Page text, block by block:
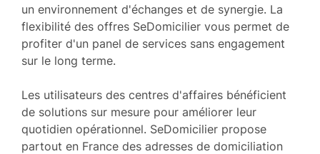
un environnement d'échanges et de synergie. La
flexibilité des offres SeDomicilier vous permet de
profiter d'un panel de services sans engagement
sur le long terme.
Les utilisateurs des centres d'affaires bénéficient
de solutions sur mesure pour améliorer leur
quotidien opérationnel. SeDomicilier propose
partout en France des adresses de domiciliation